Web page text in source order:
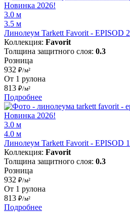
Новинка 2026!
3.0 м
3.5 м
Линолеум Tarkett Favorit - EPISOD 2
Коллекция: Favorit
Толщина защитного слоя: 0.3
Розница
932 ₽/м²
От 1 рулона
813 ₽/м²
Подробнее
Новинка 2026!
3.0 м
4.0 м
Линолеум Tarkett Favorit - EPISOD 1
Коллекция: Favorit
Толщина защитного слоя: 0.3
Розница
932 ₽/м²
От 1 рулона
813 ₽/м²
Подробнее